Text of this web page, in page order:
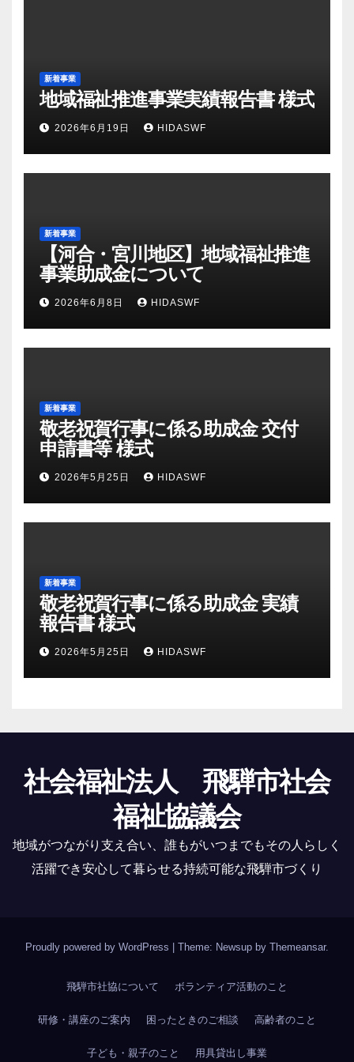
新着事業
地域福祉推進事業実績報告書 様式
2026年6月19日 HIDASWF
新着事業
【河合・宮川地区】地域福祉推進
事業助成金について
2026年6月8日 HIDASWF
新着事業
敬老祝賀行事に係る助成金 交付
申請書等 様式
2026年5月25日 HIDASWF
新着事業
敬老祝賀行事に係る助成金 実績
報告書 様式
2026年5月25日 HIDASWF
社会福祉法人 飛騨市社会
福祉協議会
地域がつながり支え合い、誰もがいつまでもその人らしく
活躍でき安心して暮らせる持続可能な飛騨市づくり
Proudly powered by WordPress Theme: Newsup by Themeansar.
飛騨市社協について ボランティア活動のこと
研修・講座のご案内 困ったときのご相談 高齢者のこと
子ども・親子のこと 用具貸出し事業